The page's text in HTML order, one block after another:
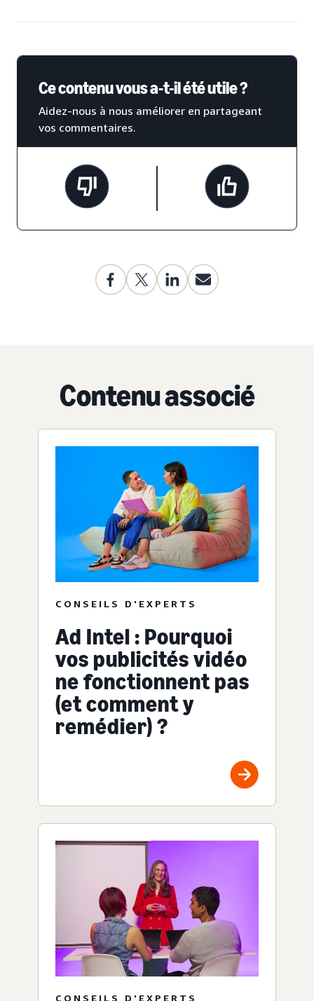
Ce contenu vous a-t-il été utile ?
Aidez-nous à nous améliorer en partageant
vos commentaires.
Contenu associé
CONSEILS D'EXPERTS
Ad Intel : Pourquoi
vos publicités vidéo
ne fonctionnent pas
(et comment y
remédier) ?
CONSEILS D'EXPERTS